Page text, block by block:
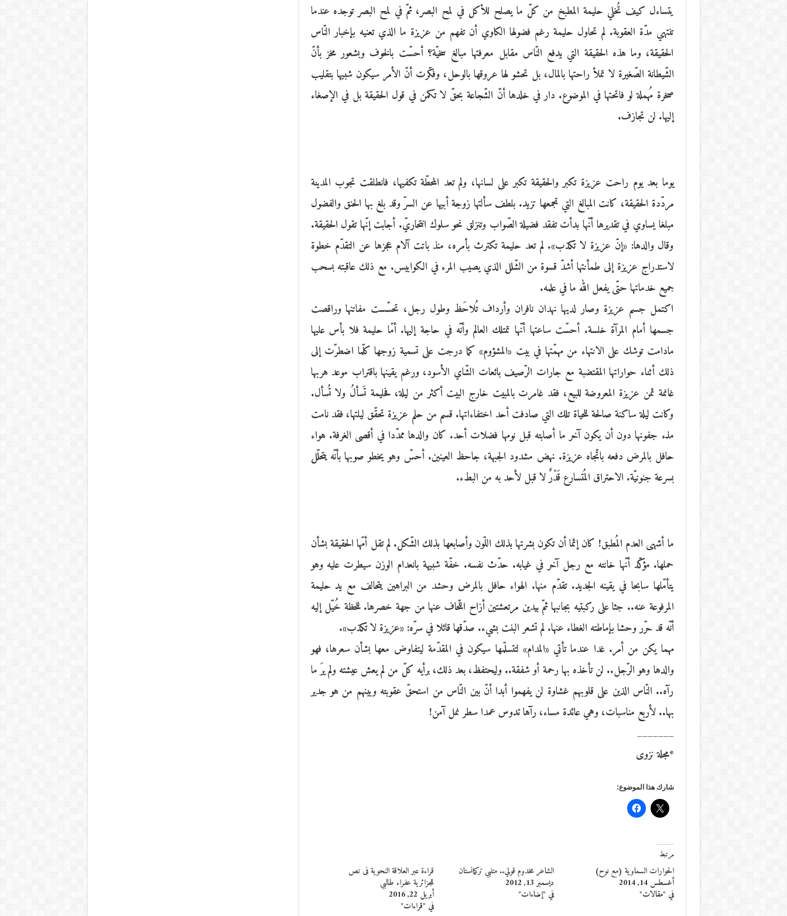
يتساءل كيف تُخلي حليمة المطبخ من كلّ ما يصلح للأكل في لمح البصر، ثمّ في لمح البصر توجده عندما
تنتهي مدّة العقوبة. لم تحاول حليمة رغم فضولها الكاوي أن تفهم من عزيزة ما الذي تعنيه بإخبار النّاس
الحقيقة، وما هذه الحقيقة التي يدفع النّاس مقابل معرفتها مبالغ سخيّة؟ أحسّت بالخوف وبشعور مخز بأنّ
الشّيطانة الصّغيرة لا تملأ راحتها بالمال، بل تحشو لها عروقها بالوحل، وفكّرت أنّ الأمر سيكون شبيها بتقليب
صخرة مُهملة لو فاتحتها في الموضوع. دار في خلدها أنّ الشّجاعة بحقّ لا تكمن في قول الحقيقة بل في الإصغاء
إليها. لن تجازف.
يوما بعد يوم راحت عزيزة تكبر والحقيقة تكبر على لسانها، ولم تعد المحطّة تكفيها، فانطلقت تجوب المدينة
مردّدة الحقيقة، كانت المبالغ التي تجمعها تزيد. بلطف سألتها زوجة أبيها عن السرّ وقد بلغ بها الحنق والفضول
مبلغا يساوي في تقديرها أنّها بدأت تفقد فضيلة الصّواب وتنزلق نحو سلوك انتحاريّ. أجابت إنّها تقول الحقيقة.
وقال والدها: «إنّ عزيزة لا تكذب». لم تعد حليمة تكترث بأمره، منذ باتت آلام عجزها عن التقدّم خطوة
لاستدراج عزيزة إلى طمأنتها أشدّ قسوة من الشّلل الذي يصيب المرء في الكوابيس. مع ذلك عاقبته بسحب
جميع خدماتها حتّى يفعل الله ما في علمه.
اكتمل جسم عزيزة وصار لديها نهدان نافران وأرداف تُلاحَظ وطول رجل، تحسّست مفاتنها وراقصت
جسمها أمام المرآة خلسة. أحسّت ساعتها أنّها تمتلك العالم وأنّه في حاجة إليها. أمّا حليمة فلا بأس عليها
مادامت توشك على الانتهاء من مهمّتها في بيت «المشؤوم» كما درجت على تسمية زوجها كلّما اضطرّت إلى
ذلك أثناء حواراتها المقتضبة مع جارات الرّصيف بائعات الشّاي الأسود، ورغم يقينها باقتراب موعد هربها
غانمة ثمن عزيزة المعروضة للبيع، فقد غامرت بالمبيت خارج البيت أكثر من ليلة، فحليمة تَسألُ ولا تُسأل.
وكانت ليلة ساكنة صالحة للحياة تلك التي صادفت أحد اختفاءاتها. قسم من حلم عزيزة تحقّق ليلتها، فقد نامت
ملـء جفونها دون أن يكون آخر ما أصابته قبل نومها فضلات أحد. كان والدها ممدّدا في أقصى الغرفة. هواء
حافل بالمرض دفعه باتّجاه عزيزة. نهض مشدود الجبهة، جاحظ العينين. أحسّ وهو يخطو صوبها بأنّه يتحلّل
بسرعة جنونيّة. الاحتراق المُتسارع قَدْرٌ لا قبل لأحد به من البطء.
ما أشهى العدم المُطبق! كان إثما أن تكون بشرتها بذلك اللّون وأصابعها بذلك الشّكل. لم تقل أمّها الحقيقة بشأن
حملها. مؤكّد أنّها خانته مع رجل آخر في غيابه. حدّث نفسه. خفّة شبيهة بانعدام الوزن سيطرت عليه وهو
يتأمّلها سابحا في يقينه الجديد. تقدّم منها. الهواء حافل بالمرض وحشد من البراهين يتحالف مع يد حليمة
المرفوعة عنه.. جثا على ركبتيه بجانبها ثمّ بيدين مرتعشتين أزاح اللّحاف عنها من جهة خصرها. للحظة خُيّل إليه
أنّه قد حرّر وحشا بإماطته الغطاء عنها. لم تشعر البنت بشيء. صدّقها قائلا في سرّه: «عزيزة لا تكذب».
مهما يكن من أمر. غدا عندما تأتي «المدام» لتتسلّمها سيكون في المقدّمة ليتفاوض معها بشأن سعرها، فهو
والدها وهو الرّجل.. لن تأخذه بها رحمة أو شفقة.. وليحتفظ، بعد ذلك، برأيه كلّ من لم يعش عيشته ولم يرَ ما
رآه.. النّاس الذين على قلوبهم غشاوة لن يفهموا أبدا أنّ بين النّاس من استحقّ عقوبته وبينهم من هو جدير
بها.. لأربع مناسبات، وهي عائدة مساء، رآها تدوس عمدا سطر نمل آمن!
_______
*مجلة نزوى
شارك هذا الموضوع:
مرتبط
الحوارات السماوية (مع نوح)
أغسطس 14, 2014
في "مقالات"
الشاعر مخدوم قولي.. متنبي تركمانستان
ديسمبر 13, 2012
في "إضاءات"
قراءة عبر العلاقة النحوية فى نص
للجزائرية عفراء طالبي
أبريل 22, 2016
في "قراءات"